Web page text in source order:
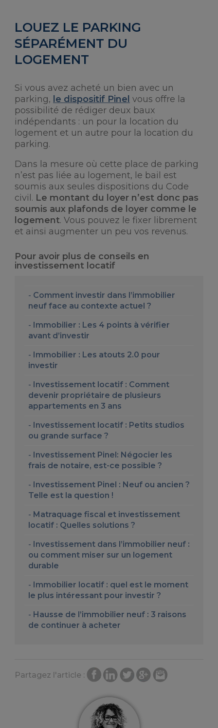
LOUEZ LE PARKING
SÉPARÉMENT DU
LOGEMENT
Si vous avez acheté un bien avec un
parking, le dispositif Pinel vous offre la
possibilité de rédiger deux baux
indépendants : un pour la location du
logement et un autre pour la location du
parking.
Dans la mesure où cette place de parking
n’est pas liée au logement, le bail est
soumis aux seules dispositions du Code
civil. Le montant du loyer n’est donc pas
soumis aux plafonds de loyer comme le
logement. Vous pouvez le fixer librement
et ainsi augmenter un peu vos revenus.
Pour avoir plus de conseils en
investissement locatif
Comment investir dans l’immobilier
neuf face au contexte actuel ?
Immobilier : Les 4 points à vérifier
avant d’investir
Immobilier : Les atouts 2.0 pour
investir
Investissement locatif : Comment
devenir propriétaire de plusieurs
appartements en 3 ans
Investissement locatif : Petits studios
ou grande surface ?
Investissement Pinel: Négocier les
frais de notaire, est-ce possible ?
Investissement Pinel : Neuf ou ancien ?
Telle est la question !
Matraquage fiscal et investissement
locatif : Quelles solutions ?
Investissement dans l’immobilier neuf :
ou comment miser sur un logement
durable
Immobilier locatif : quel est le moment
le plus intéressant pour investir ?
Hausse de l’immobilier neuf : 3 raisons
de continuer à acheter
Partagez l'article :